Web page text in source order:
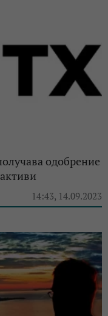
одобрение
14:43, 14.09.2023